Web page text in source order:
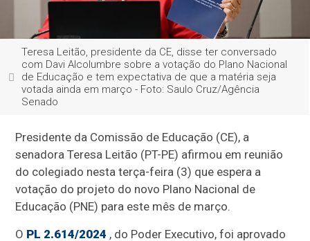
Teresa Leitão, presidente da CE, disse ter conversado
com Davi Alcolumbre sobre a votação do Plano Nacional
de Educação e tem expectativa de que a matéria seja
votada ainda em março - Foto: Saulo Cruz/Agência
Senado
Presidente da Comissão de Educação (CE), a
senadora Teresa Leitão (PT-PE) afirmou em reunião
do colegiado nesta terça-feira (3) que espera a
votação do projeto do novo Plano Nacional de
Educação (PNE) para este mês de março.
O PL 2.614/2024 , do Poder Executivo, foi aprovado